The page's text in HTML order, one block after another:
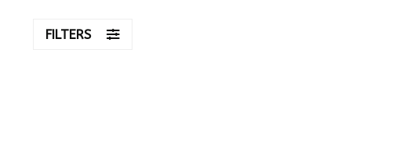
FILTERS